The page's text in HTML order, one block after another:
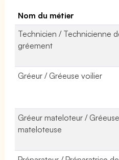
Nom du métier
Technicien / Technicienne
gréement
Gréeur / Gréeuse voilier
Gréeur mateloteur / Gréeuse
mateloteuse